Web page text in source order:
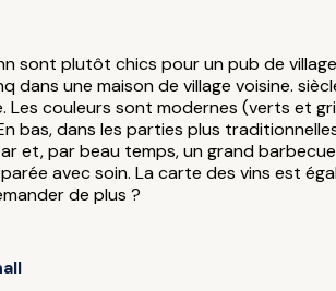
sont plutôt chics pour un pub de
dans une maison de village voisine.
Les couleurs sont modernes (verts et
bas, dans les parties plus
et, par beau temps, un grand
avec soin. La carte des vins est
de plus ?